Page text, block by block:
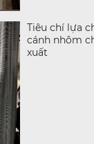
Tiêu chí lựa
cánh nhôm
xuất